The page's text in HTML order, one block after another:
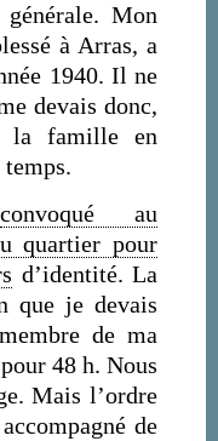
Mon
à Arras, a
1940. Il ne
devais donc,
la famille en
temps.
convoqué au
quartier pour
d’identité. La
que je devais
de ma
48 h. Nous
Mais l’ordre
de